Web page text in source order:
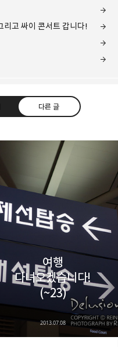
고 싸이 콘서트 갑니다!
다른 글
편적
트위터
네이버 블로그
여행
다녀오겠습니다!
(~23)
2013.07.08